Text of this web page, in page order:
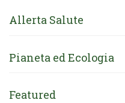
Allerta Salute
Pianeta ed Ecologia
Featured